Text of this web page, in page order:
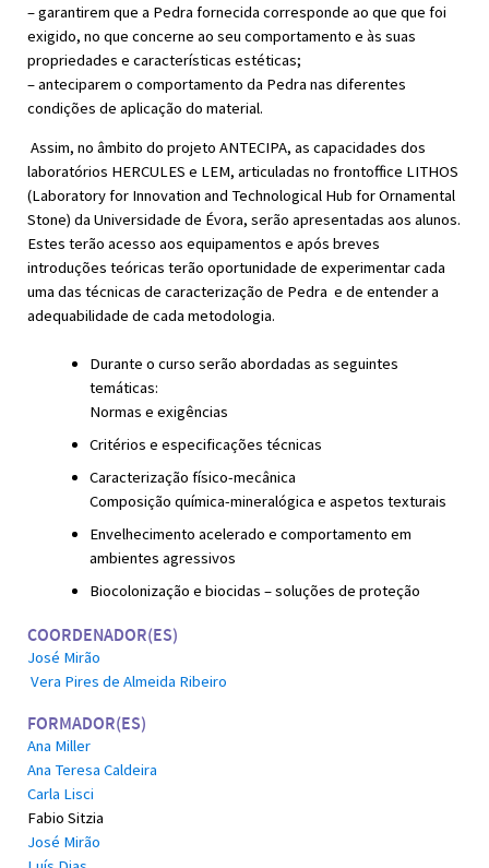
– garantirem que a Pedra fornecida corresponde ao que que foi
exigido, no que concerne ao seu comportamento e às suas
propriedades e características estéticas;
– anteciparem o comportamento da Pedra nas diferentes
condições de aplicação do material.
Assim, no âmbito do projeto ANTECIPA, as capacidades dos
laboratórios HERCULES e LEM, articuladas no frontoffice LITHOS
(Laboratory for Innovation and Technological Hub for Ornamental
Stone) da Universidade de Évora, serão apresentadas aos alunos.
Estes terão acesso aos equipamentos e após breves
introduções teóricas terão oportunidade de experimentar cada
uma das técnicas de caracterização de Pedra e de entender a
adequabilidade de cada metodologia.
Durante o curso serão abordadas as seguintes
temáticas:
Normas e exigências
Critérios e especificações técnicas
Caracterização físico-mecânica
Composição química-mineralógica e aspetos texturais
Envelhecimento acelerado e comportamento em
ambientes agressivos
Biocolonização e biocidas – soluções de proteção
COORDENADOR(ES)
José Mirão
Vera Pires de Almeida Ribeiro
FORMADOR(ES)
Ana Miller
Ana Teresa Caldeira
Carla Lisci
Fabio Sitzia
José Mirão